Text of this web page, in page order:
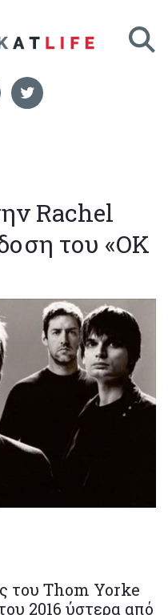
Rachel
του «OK
του Thom Yorke
2016 ύστερα από